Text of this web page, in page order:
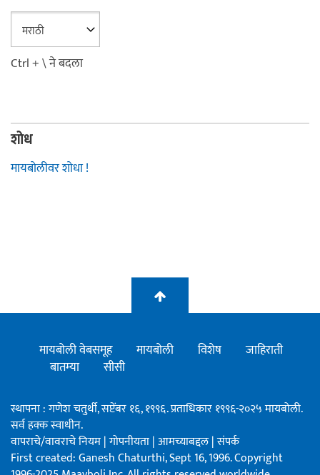
Ctrl + \ ने बदला
शोध
मायबोलीवर शोधा !
मायबोली वेबसमूह मायबोली विशेष
जाहिराती
बातम्या
सीसी
स्थापना : गणेश चतुर्थी, सप्टेंबर १६, १९९६. प्रताधिकार १९९६-२०२५ मायबोली.
सर्व हक्क स्वाधीन.
वापराचे/वावराचे नियम|गोपनीयता|आमच्याबद्दल|संपर्क
First created: Ganesh Chaturthi, Sept 16, 1996. Copyright